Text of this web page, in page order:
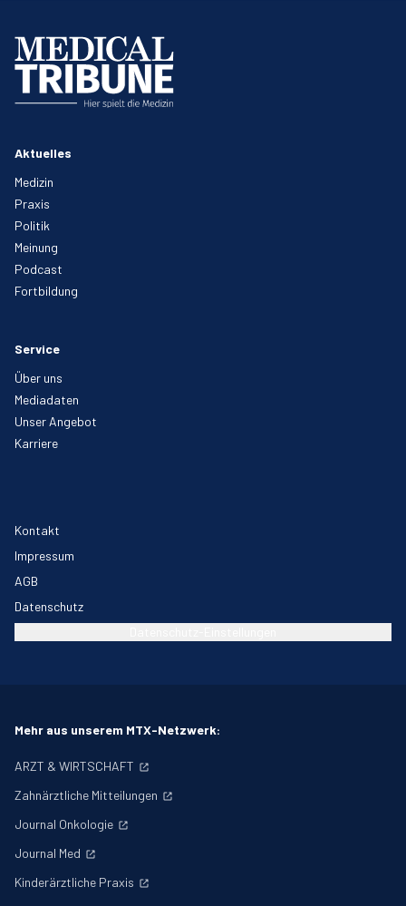
Aktuelles
Medizin
Praxis
Politik
Meinung
Podcast
Fortbildung
Service
Über uns
Mediadaten
Unser Angebot
Karriere
Kontakt
Impressum
AGB
Datenschutz
Mehr aus unserem MTX-Netzwerk:
ARZT & WIRTSCHAFT
Zahnärztliche Mitteilungen
Journal Onkologie
Journal Med
Kinderärztliche Praxis